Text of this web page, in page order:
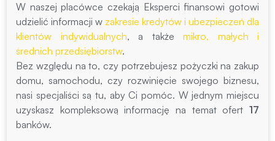
W naszej placówce czekają Eksperci finansowi gotowi
udzielić informacji w zakresie kredytów i ubezpieczeń dla
klientów indywidualnych, a także mikro, małych i
średnich przedsiębiorstw.
Bez względu na to, czy potrzebujesz pożyczki na zakup
domu, samochodu, czy rozwinięcie swojego biznesu,
nasi specjaliści są tu, aby Ci pomóc. W jednym miejscu
uzyskasz kompleksową informację na temat ofert 17
banków.